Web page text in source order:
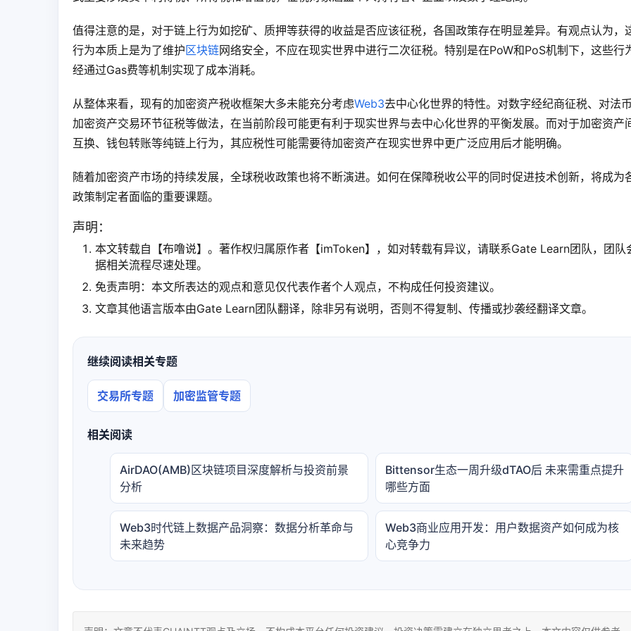
值得注意的是，对于链上行为如挖矿、质押等获得的收益是否应该征税，各国政策存在明显差异。有观点认为，
行为本质上是为了维护区块链网络安全，不应在现实世界中进行二次征税。特别是在PoW和PoS机制下，这些行
经通过Gas费等机制实现了成本消耗。
从整体来看，现有的加密资产税收框架大多未能充分考虑Web3去中心化世界的特性。对数字经纪商征税、对法
加密资产交易环节征税等做法，在当前阶段可能更有利于现实世界与去中心化世界的平衡发展。而对于加密资产
互换、钱包转账等纯链上行为，其应税性可能需要待加密资产在现实世界中更广泛应用后才能明确。
随着加密资产市场的持续发展，全球税收政策也将不断演进。如何在保障税收公平的同时促进技术创新，将成为
政策制定者面临的重要课题。
声明：
本文转载自【布噜说】。著作权归属原作者【imToken】，如对转载有异议，请联系Gate Learn团队，团队
据相关流程尽速处理。
免责声明：本文所表达的观点和意见仅代表作者个人观点，不构成任何投资建议。
文章其他语言版本由Gate Learn团队翻译，除非另有说明，否则不得复制、传播或抄袭经翻译文章。
继续阅读相关专题
交易所专题 加密监管专题
相关阅读
AirDAO(AMB)区块链项目深度解析与投资前景
分析
Bittensor生态一周升级dTAO后 未来需重点提升
哪些方面
Web3时代链上数据产品洞察：数据分析革命与
未来趋势
Web3商业应用开发：用户数据资产如何成为核
心竞争力